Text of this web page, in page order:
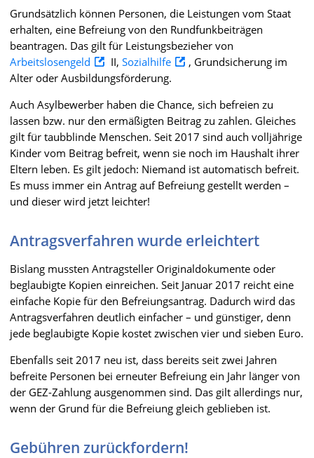
Grundsätzlich können Personen, die Leistungen vom Staat
erhalten, eine Befreiung von den Rundfunkbeiträgen
beantragen. Das gilt für Leistungsbezieher von
Arbeitslosengeld
II, Sozialhilfe
, Grundsicherung im
Alter oder Ausbildungsförderung.
Auch Asylbewerber haben die Chance, sich befreien zu
lassen bzw. nur den ermäßigten Beitrag zu zahlen. Gleiches
gilt für taubblinde Menschen. Seit 2017 sind auch volljährige
Kinder vom Beitrag befreit, wenn sie noch im Haushalt ihrer
Eltern leben. Es gilt jedoch: Niemand ist automatisch befreit.
Es muss immer ein Antrag auf Befreiung gestellt werden –
und dieser wird jetzt leichter!
Antragsverfahren wurde erleichtert
Bislang mussten Antragsteller Originaldokumente oder
beglaubigte Kopien einreichen. Seit Januar 2017 reicht eine
einfache Kopie für den Befreiungsantrag. Dadurch wird das
Antragsverfahren deutlich einfacher – und günstiger, denn
jede beglaubigte Kopie kostet zwischen vier und sieben Euro.
Ebenfalls seit 2017 neu ist, dass bereits seit zwei Jahren
befreite Personen bei erneuter Befreiung ein Jahr länger von
der GEZ-Zahlung ausgenommen sind. Das gilt allerdings nur,
wenn der Grund für die Befreiung gleich geblieben ist.
Gebühren zurückfordern!